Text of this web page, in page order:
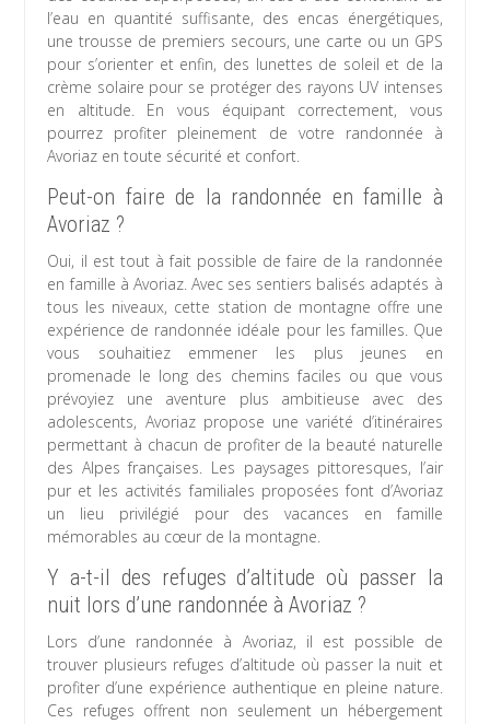
l’eau en quantité suffisante, des encas énergétiques,
une trousse de premiers secours, une carte ou un GPS
pour s’orienter et enfin, des lunettes de soleil et de la
crème solaire pour se protéger des rayons UV intenses
en altitude. En vous équipant correctement, vous
pourrez profiter pleinement de votre randonnée à
Avoriaz en toute sécurité et confort.
Peut-on faire de la randonnée en famille à
Avoriaz ?
Oui, il est tout à fait possible de faire de la randonnée
en famille à Avoriaz. Avec ses sentiers balisés adaptés à
tous les niveaux, cette station de montagne offre une
expérience de randonnée idéale pour les familles. Que
vous souhaitiez emmener les plus jeunes en
promenade le long des chemins faciles ou que vous
prévoyiez une aventure plus ambitieuse avec des
adolescents, Avoriaz propose une variété d’itinéraires
permettant à chacun de profiter de la beauté naturelle
des Alpes françaises. Les paysages pittoresques, l’air
pur et les activités familiales proposées font d’Avoriaz
un lieu privilégié pour des vacances en famille
mémorables au cœur de la montagne.
Y a-t-il des refuges d’altitude où passer la
nuit lors d’une randonnée à Avoriaz ?
Lors d’une randonnée à Avoriaz, il est possible de
trouver plusieurs refuges d’altitude où passer la nuit et
profiter d’une expérience authentique en pleine nature.
Ces refuges offrent non seulement un hébergement